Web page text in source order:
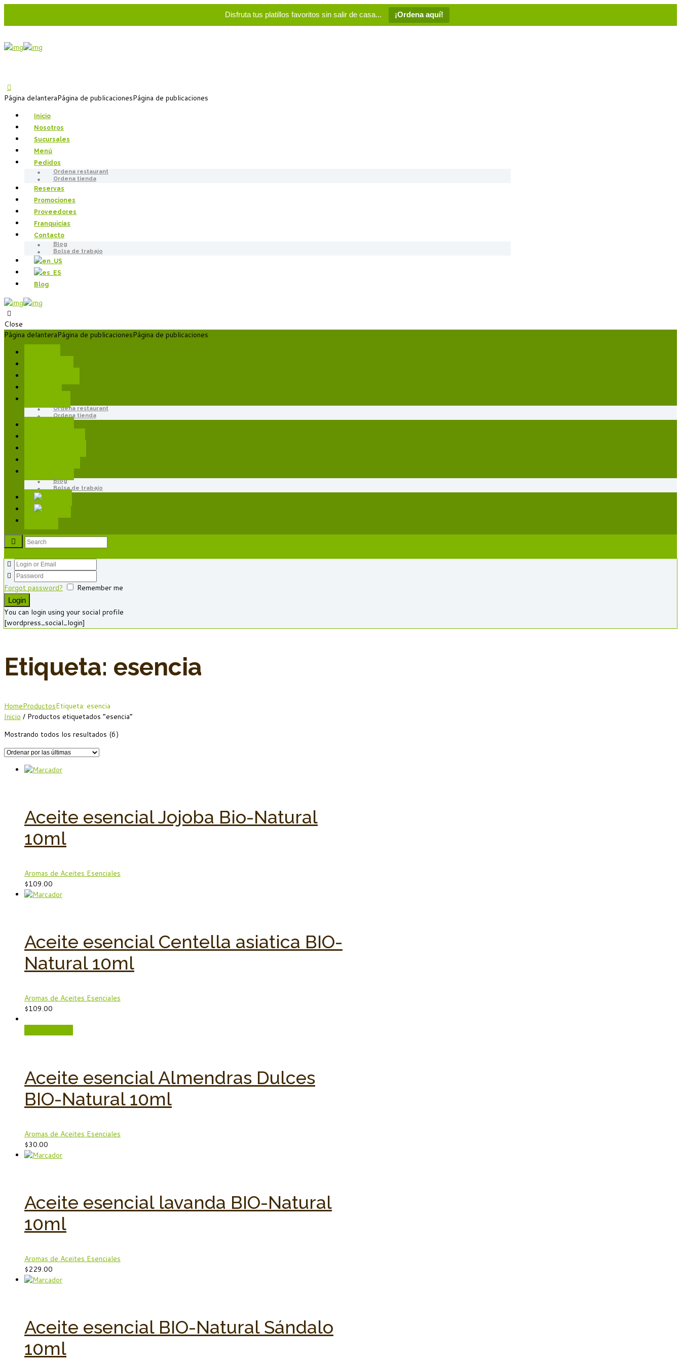
Disfruta tus platillos favoritos sin salir de casa... ¡Ordena aquí!
Página delanteraPágina de publicacionesPágina de publicaciones
Inicio
Nosotros
Sucursales
Menú
Pedidos
Ordena restaurant
Ordena tienda
Reservas
Promociones
Proveedores
Franquicias
Contacto
Blog
Bolsa de trabajo
Blog
Close
Página delanteraPágina de publicacionesPágina de publicaciones
Ordena restaurant
Ordena tienda
Blog
Bolsa de trabajo
Forgot password? Remember me
You can login using your social profile
[wordpress_social_login]
Etiqueta: esencia
HomeProductosEtiqueta: esencia
Inicio / Productos etiquetados “esencia”
Mostrando todos los resultados (6)
Aceite esencial Jojoba Bio-Natural
10ml
Aromas de Aceites Esenciales
$109.00
Aceite esencial Centella asiatica BIO-
Natural 10ml
Aromas de Aceites Esenciales
$109.00
Aceite esencial Almendras Dulces
BIO-Natural 10ml
Aromas de Aceites Esenciales
$30.00
Aceite esencial lavanda BIO-Natural
10ml
Aromas de Aceites Esenciales
$229.00
Aceite esencial BIO-Natural Sándalo
10ml